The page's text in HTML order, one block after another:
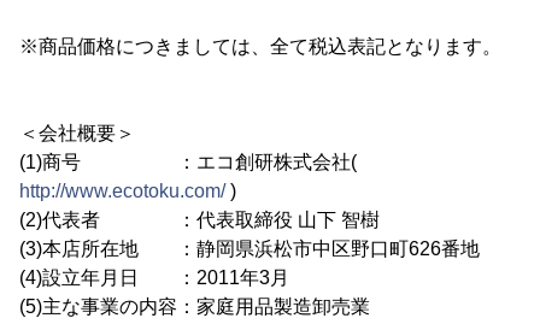
※商品価格につきましては、全て税込表記となります。
＜会社概要＞
(1)商号 ：エコ創研株式会社(
http://www.ecotoku.com/)
(2)代表者 ：代表取締役 山下 智樹
(3)本店所在地 ：静岡県浜松市中区野口町626番地
(4)設立年月日 ：2011年3月
(5)主な事業の内容：家庭用品製造卸売業